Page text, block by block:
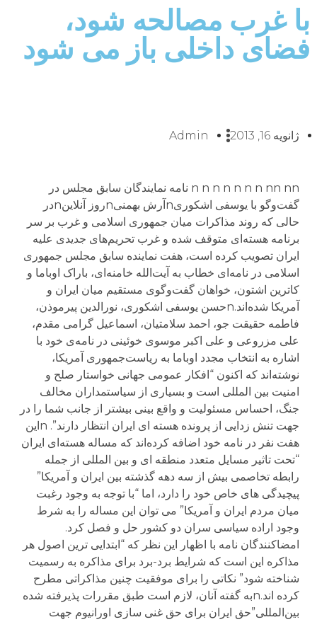
با غرب مصالحه شود،
فضای داخلی باز می شود
ژانویه 16, 2013 Admin
n n n n n n n nn nn نامه نمایندگان سابق مجلس در
گفت‌وگو با یوسفی اشکوریnآرش بهمنیnروز آنلاینnدر
حالی که روند مذاکرات میان جمهوری اسلامی و غرب بر سر
برنامه هسته‌ای متوقف شده و غرب تحریم‌های جدیدی علیه
ایران تصویب کرده است، هفت نماینده سابق مجلس جمهوری
اسلامی در نامه‌ای خطاب به آیت‌الله خامنه‌ای، باراک اوباما و
کاترین اشتون، خواهان گفت‌وگوی مستقیم میان ایران و
آمریکا شده‌اند.nحسن یوسفی اشکوری، نورالدین پیرموذن،
فاطمه حقیقت جو، احمد سلامتیان، اسماعیل گرامی مقدم،
علی مزروعی و علی اکبر موسوی خوئینی در نامه‌ی خود با
اشاره به انتخاب مجدد اوباما به ریاست‌جمهوری آمریکا،
نوشته‌اند که اکنون “افکار عمومی جهانی خواستار صلح و
امنیت بین المللی است و بسیاری از سیاستمداران مخالف
جنگ، احساس مسئولیت و واقع بینی بیشتر از جانب شما را در
جهت تنش زدایی از پرونده هسته ای ایران انتظار دارند”. nاین
هفت نفر در نامه خود اضافه کرده‌اند که مساله هسته‌ای ایران
“تحت تاثیر مسایل متعدد منطقه ای و بین المللی از جمله
رابطه تخاصمی بیش از سه دهه گذشته بین ایران و آمریکا”
پیچیدگی های خاص خود را دارد، اما “با توجه به وجود رغبت
میان مردم ایران و آمریکا” می توان این مساله را به شرط
وجود اراده سیاسی سران دو کشور حل و فصل کرد.
امضاکنندگان نامه با اظهار این نظر که “ابتدایی ترین اصول هر
مذاکره این است که شرایط برد-برد برای مذاکره به رسمیت
شناخته شود” نکاتی را برای موفقیت چنین مذاکراتی مطرح
کرده اند.nبه گفته آنان، لازم است طبق مقررات پذیرفته شده
بین‌المللی”حق ایران برای حق غنی سازی اورانیوم جهت